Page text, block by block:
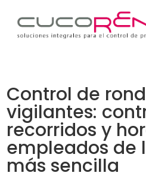
Control de
vigilantes:
recorridos y
empleados de
más sencilla